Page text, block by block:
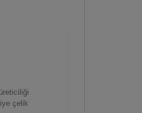
çelik